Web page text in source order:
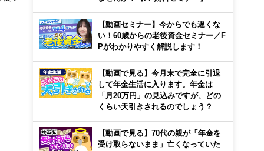
【動画セミナー】今からでも遅くな
い！60歳からの老後資金セミナー／F
Pがわかりやすく解説します！
【動画で見る】今月末で完全に引退
して年金生活に入ります。年金は
「月20万円」の見込みですが、どの
くらい天引きされるのでしょう？
【動画で見る】70代の親が「年金を
受け取らないまま」亡くなっていた